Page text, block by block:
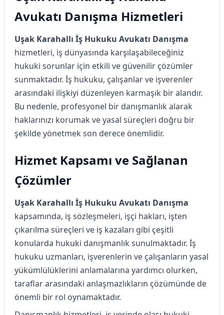
Avukatı Danışma Hizmetleri
Uşak Karahallı İş Hukuku Avukatı Danışma
hizmetleri, iş dünyasında karşılaşabileceğiniz
hukuki sorunlar için etkili ve güvenilir çözümler
sunmaktadır. İş hukuku, çalışanlar ve işverenler
arasındaki ilişkiyi düzenleyen karmaşık bir alandır.
Bu nedenle, profesyonel bir danışmanlık alarak
haklarınızı korumak ve yasal süreçleri doğru bir
şekilde yönetmek son derece önemlidir.
Hizmet Kapsamı ve Sağlanan
Çözümler
Uşak Karahallı İş Hukuku Avukatı Danışma
kapsamında, iş sözleşmeleri, işçi hakları, işten
çıkarılma süreçleri ve iş kazaları gibi çeşitli
konularda hukuki danışmanlık sunulmaktadır. İş
hukuku uzmanları, işverenlerin ve çalışanların yasal
yükümlülüklerini anlamalarına yardımcı olurken,
taraflar arasındaki anlaşmazlıkların çözümünde de
önemli bir rol oynamaktadır.